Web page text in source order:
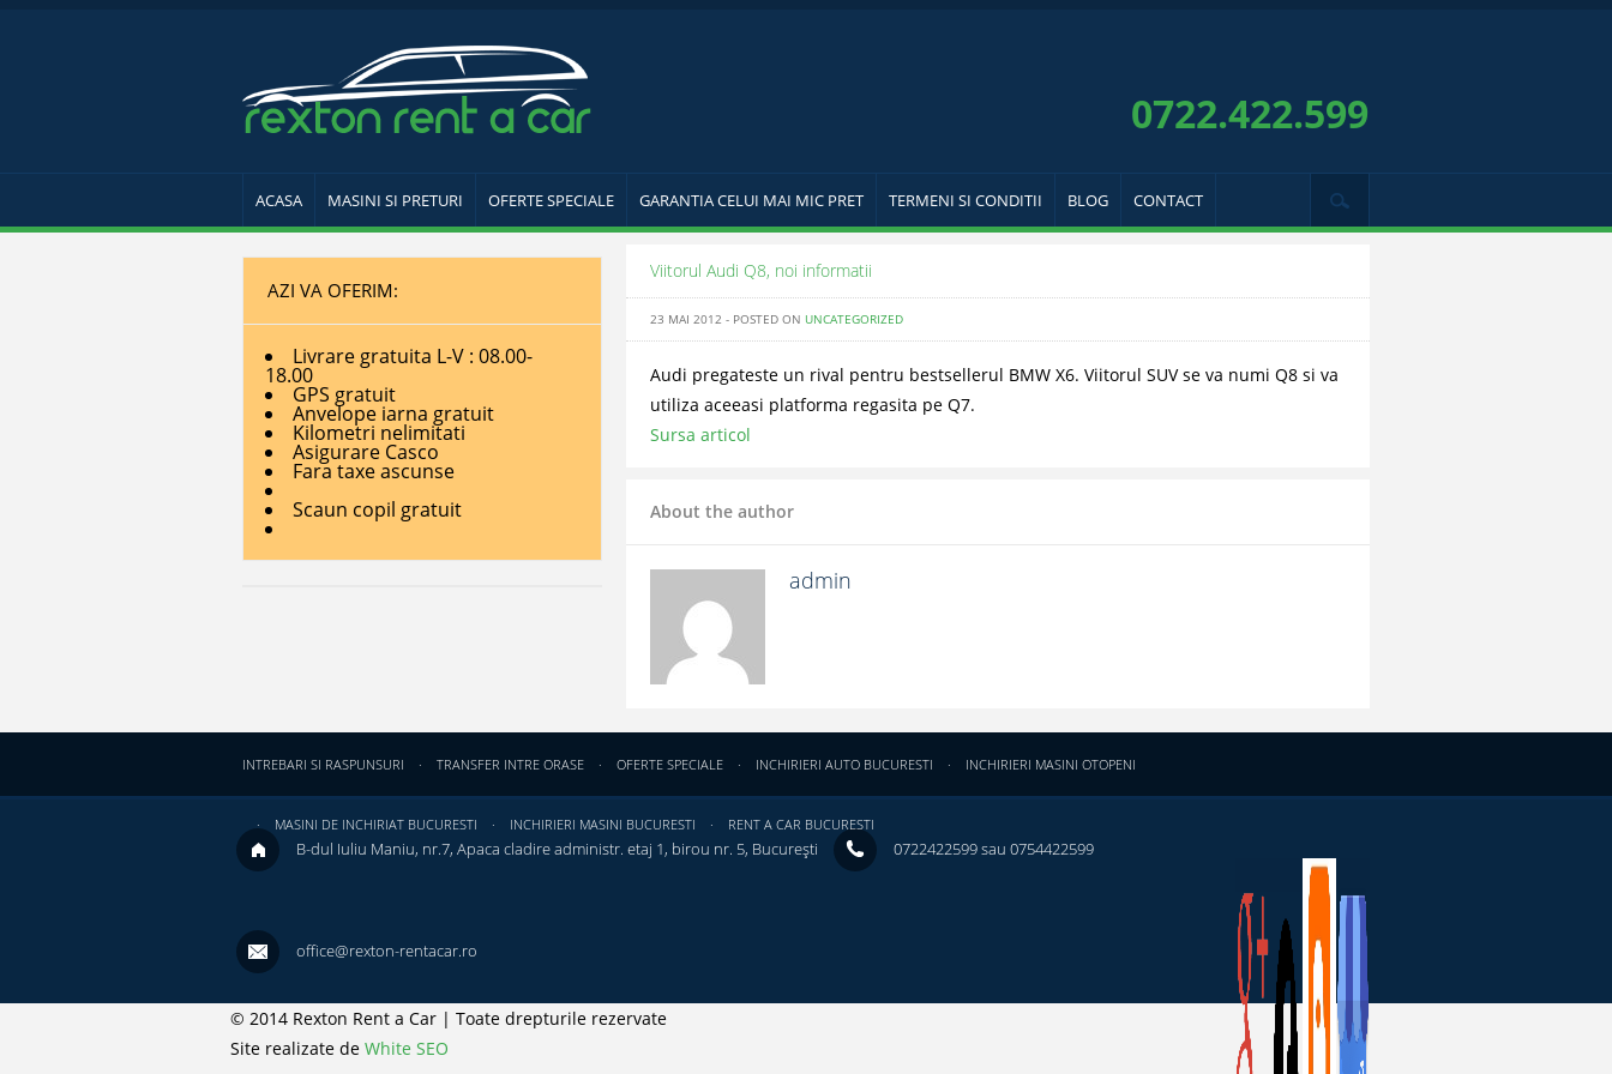
0722.422.599
ACASA MASINI SI PRETURI OFERTE SPECIALE GARANTIA CELUI MAI MIC PRET TERMENI SI CONDITII BLOG CONTACT
Viitorul Audi Q8, noi informatii
23 MAI 2012 - POSTED ON UNCATEGORIZED
Audi pregateste un rival pentru bestsellerul BMW X6. Viitorul SUV se va numi Q8 si va
utiliza aceeasi platforma regasita pe Q7.
Sursa articol
About the author
admin
AZI VA OFERIM:
Livrare gratuita L-V : 08.00-
18.00
GPS gratuit
Anvelope iarna gratuit
Kilometri nelimitati
Asigurare Casco
Fara taxe ascunse
Scaun copil gratuit
INTREBARI SI RASPUNSURI TRANSFER INTRE ORASE OFERTE SPECIALE INCHIRIERI AUTO BUCURESTI INCHIRIERI MASINI OTOPENI
MASINI DE INCHIRIAT BUCURESTI INCHIRIERI MASINI BUCURESTI RENT A CAR BUCURESTI
B-dul Iuliu Maniu, nr.7, Apaca cladire administr. etaj 1, birou nr. 5, București ‎ 0722422599 sau 0754422599
office@rexton-rentacar.ro
© 2014 Rexton Rent a Car | Toate drepturile rezervate
Site realizate de White SEO